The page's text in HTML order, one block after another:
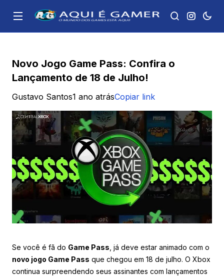
Novo Jogo Game Pass: Confira o
Lançamento de 18 de Julho!
Gustavo Santos1 ano atrásCopiar link
Se você é fã do Game Pass , já deve estar animado com o
novo jogo Game Pass que chegou em 18 de julho. O Xbox
continua surpreendendo seus assinantes com lançamentos